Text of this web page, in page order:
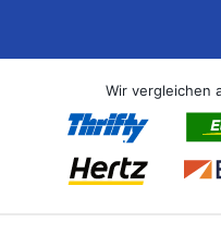
Wir vergleichen